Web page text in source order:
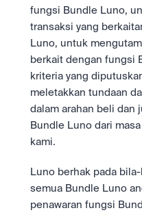
fungsi Bundle Luno,
transaksi yang
Luno, untuk
berkait dengan fungsi
kriteria yang
meletakkan tundaan
dalam arahan beli dan
Bundle Luno dari
kami.
Luno berhak pada
semua Bundle Luno
penawaran fungsi